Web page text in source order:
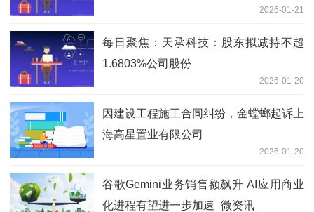
2026-01-21
每日聚焦：天承科技：股东拟减持不超
1.6803%公司股份
2026-01-20
因建设工程施工合同纠纷，金螳螂起诉上
海高星置业有限公司
2026-01-20
谷歌Gemini业务销售额飙升 AI应用商业
化进程有望进一步加速_微资讯